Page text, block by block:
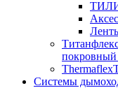
покровный
Thermaflex
Cистемы